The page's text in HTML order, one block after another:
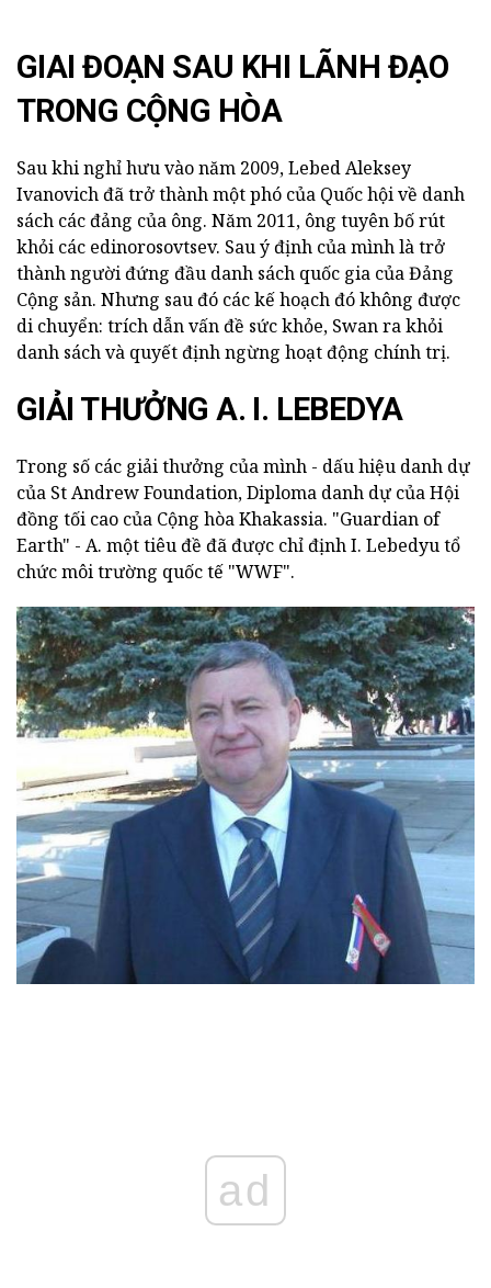
GIAI ĐOẠN SAU KHI LÃNH ĐẠO
TRONG CỘNG HÒA
Sau khi nghỉ hưu vào năm 2009, Lebed Aleksey
Ivanovich đã trở thành một phó của Quốc hội về danh
sách các đảng của ông. Năm 2011, ông tuyên bố rút
khỏi các edinorosovtsev. Sau ý định của mình là trở
thành người đứng đầu danh sách quốc gia của Đảng
Cộng sản. Nhưng sau đó các kế hoạch đó không được
di chuyển: trích dẫn vấn đề sức khỏe, Swan ra khỏi
danh sách và quyết định ngừng hoạt động chính trị.
GIẢI THƯỞNG A. I. LEBEDYA
Trong số các giải thưởng của mình - dấu hiệu danh dự
của St Andrew Foundation, Diploma danh dự của Hội
đồng tối cao của Cộng hòa Khakassia. "Guardian of
Earth" - A. một tiêu đề đã được chỉ định I. Lebedyu tổ
chức môi trường quốc tế "WWF".
ad